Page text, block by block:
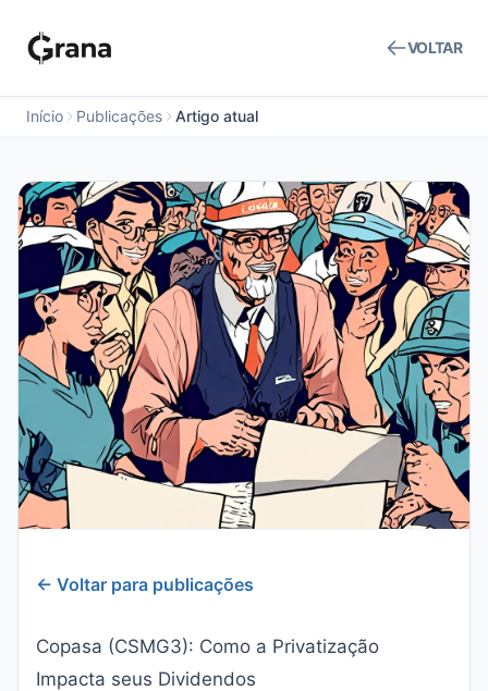
VOLTAR
Início Publicações Artigo atual
← Voltar para publicações
Copasa (CSMG3): Como a Privatização
Impacta seus Dividendos